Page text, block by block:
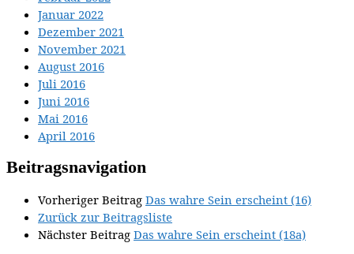
Januar 2022
Dezember 2021
November 2021
August 2016
Juli 2016
Juni 2016
Mai 2016
April 2016
Beitragsnavigation
Vorheriger Beitrag Das wahre Sein erscheint (16)
Zurück zur Beitragsliste
Nächster Beitrag Das wahre Sein erscheint (18a)